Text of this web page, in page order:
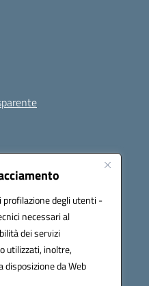
degli utenti -
necessari al
dei servizi
utilizzati, inoltre,
da Web